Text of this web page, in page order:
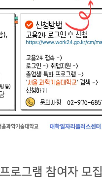
로그램 참여자 모